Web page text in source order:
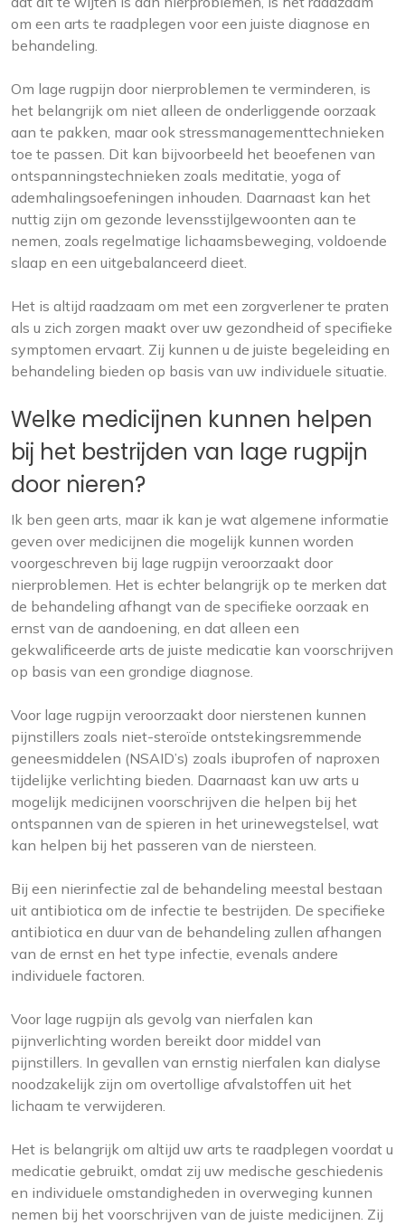
om een arts te raadplegen voor een juiste diagnose en
behandeling.
Om lage rugpijn door nierproblemen te verminderen, is
het belangrijk om niet alleen de onderliggende oorzaak
aan te pakken, maar ook stressmanagementtechnieken
toe te passen. Dit kan bijvoorbeeld het beoefenen van
ontspanningstechnieken zoals meditatie, yoga of
ademhalingsoefeningen inhouden. Daarnaast kan het
nuttig zijn om gezonde levensstijlgewoonten aan te
nemen, zoals regelmatige lichaamsbeweging, voldoende
slaap en een uitgebalanceerd dieet.
Het is altijd raadzaam om met een zorgverlener te praten
als u zich zorgen maakt over uw gezondheid of specifieke
symptomen ervaart. Zij kunnen u de juiste begeleiding en
behandeling bieden op basis van uw individuele situatie.
Welke medicijnen kunnen helpen
bij het bestrijden van lage rugpijn
door nieren?
Ik ben geen arts, maar ik kan je wat algemene informatie
geven over medicijnen die mogelijk kunnen worden
voorgeschreven bij lage rugpijn veroorzaakt door
nierproblemen. Het is echter belangrijk op te merken dat
de behandeling afhangt van de specifieke oorzaak en
ernst van de aandoening, en dat alleen een
gekwalificeerde arts de juiste medicatie kan voorschrijven
op basis van een grondige diagnose.
Voor lage rugpijn veroorzaakt door nierstenen kunnen
pijnstillers zoals niet-steroïde ontstekingsremmende
geneesmiddelen (NSAID’s) zoals ibuprofen of naproxen
tijdelijke verlichting bieden. Daarnaast kan uw arts u
mogelijk medicijnen voorschrijven die helpen bij het
ontspannen van de spieren in het urinewegstelsel, wat
kan helpen bij het passeren van de niersteen.
Bij een nierinfectie zal de behandeling meestal bestaan
uit antibiotica om de infectie te bestrijden. De specifieke
antibiotica en duur van de behandeling zullen afhangen
van de ernst en het type infectie, evenals andere
individuele factoren.
Voor lage rugpijn als gevolg van nierfalen kan
pijnverlichting worden bereikt door middel van
pijnstillers. In gevallen van ernstig nierfalen kan dialyse
noodzakelijk zijn om overtollige afvalstoffen uit het
lichaam te verwijderen.
Het is belangrijk om altijd uw arts te raadplegen voordat u
medicatie gebruikt, omdat zij uw medische geschiedenis
en individuele omstandigheden in overweging kunnen
nemen bij het voorschrijven van de juiste medicijnen. Zij